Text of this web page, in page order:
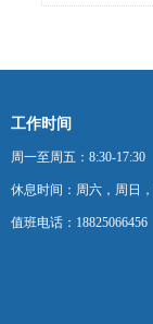
工作时间
周一至周五：8:30-17:30
休息时间：周六，周日
值班电话：18825066456